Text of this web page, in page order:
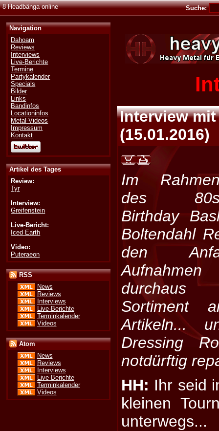
8 Headbänga online Suche:
Navigation
Dahoam
Reviews
Interviews
Live-Berichte
Termine
Partykalender
Specials
Bilder
Links
Bandinfos
Locationinfos
Metal-Videos
Impressum
Kontakt
Artikel des Tages
Review:
Tyr
Interview:
Greifenstein
Live-Bericht:
Iced Earth
Video:
Puteraeon
RSS
News
Reviews
Interviews
Live-Berichte
Terminkalender
Videos
Atom
News
Reviews
Interviews
Live-Berichte
Terminkalender
Videos
Interview
(15.01.2016)
Im
des
Birthday
Boltendahl
den
durchaus
Sortiment
Artikeln...
Dressing
notdürftig
HH: Ihr seid
kleinen
unterwegs...